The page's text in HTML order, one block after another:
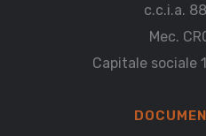
c.c.i.a.
Mec.
Capitale sociale